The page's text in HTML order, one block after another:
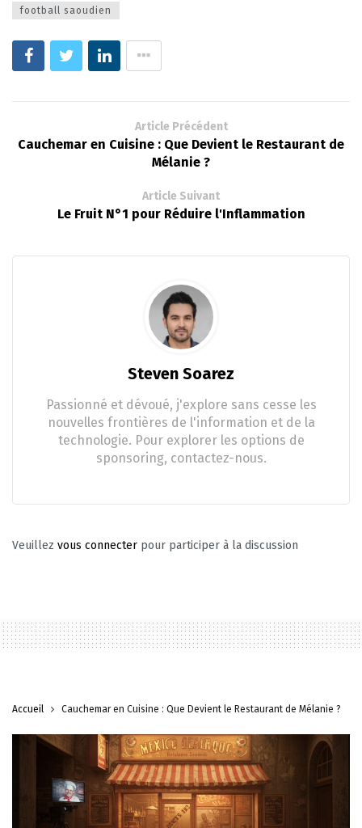
football saoudien
Article Précédent
Cauchemar en Cuisine : Que Devient le Restaurant de
Mélanie ?
Article Suivant
Le Fruit N°1 pour Réduire l'Inflammation
Steven Soarez
Passionné et dévoué, j'explore sans cesse les
nouvelles frontières de l'information et de la
technologie. Pour explorer les options de
sponsoring, contactez-nous.
Veuillez vous connecter pour participer à la discussion
Accueil Cauchemar en Cuisine : Que Devient le Restaurant de Mélanie ?